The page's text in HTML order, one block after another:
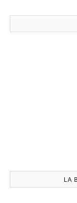
LA